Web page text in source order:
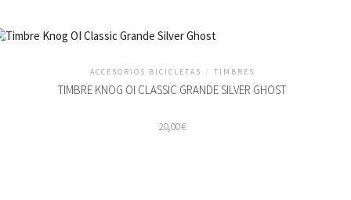
ACCESORIOS BICICLETAS / TIMBRES
TIMBRE KNOG OI CLASSIC GRANDE SILVER GHOST
20,00€